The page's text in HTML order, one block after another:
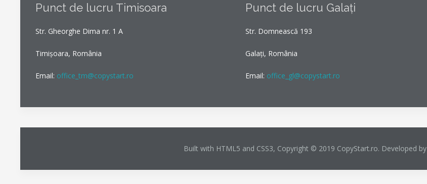
Punct de lucru Timisoara
Str. Gheorghe Dima nr. 1 A
Timișoara, România
Email: office_tm@copystart.ro
Punct de lucru Galați
Str. Domnească 193
Galați, România
Email: office_gl@copystart.ro
Built with HTML5 and CSS3, Copyright © 2019 CopyStart.ro. Developed by